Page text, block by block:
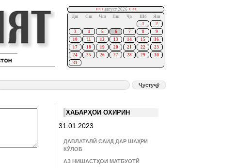
<< <август 2026 > >>
Дш
Сш Чш Пш Ҷъ Шб
Яш
1
2
3
4 5 6 7 8
9
10
11 12 13 14 15
16
17
18 19 20 21 22
23
24
25 26 27 28 29
30
31
ХАБАРҲОИ ОХИРИН
31.01.2023
ДАВЛАТАЛӢ САИД ДАР ШАҲРИ
КӮЛОБ
АЗ НИШАСТҲОИ МАТБУОТӢ